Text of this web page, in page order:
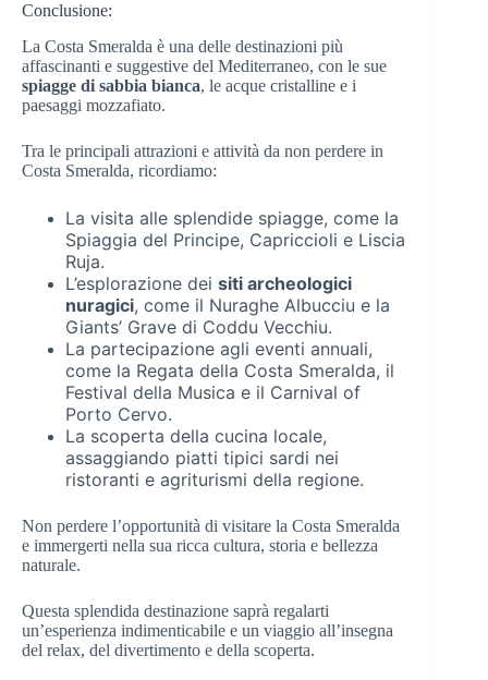
Conclusione:
La Costa Smeralda è una delle destinazioni più
affascinanti e suggestive del Mediterraneo, con le sue
spiagge di sabbia bianca, le acque cristalline e i
paesaggi mozzafiato.
Tra le principali attrazioni e attività da non perdere in
Costa Smeralda, ricordiamo:
La visita alle splendide spiagge, come la
Spiaggia del Principe, Capriccioli e Liscia
Ruja.
L’esplorazione dei siti archeologici
nuragici, come il Nuraghe Albucciu e la
Giants’ Grave di Coddu Vecchiu.
La partecipazione agli eventi annuali,
come la Regata della Costa Smeralda, il
Festival della Musica e il Carnival of
Porto Cervo.
La scoperta della cucina locale,
assaggiando piatti tipici sardi nei
ristoranti e agriturismi della regione.
Non perdere l’opportunità di visitare la Costa Smeralda
e immergerti nella sua ricca cultura, storia e bellezza
naturale.
Questa splendida destinazione saprà regalarti
un’esperienza indimenticabile e un viaggio all’insegna
del relax, del divertimento e della scoperta.